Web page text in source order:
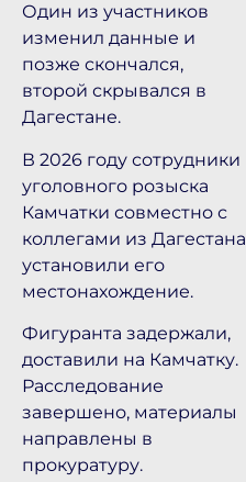
Один из участников
изменил данные и
позже скончался,
второй скрывался в
Дагестане.
В 2026 году сотрудники
уголовного розыска
Камчатки совместно с
коллегами из Дагестана
установили его
местонахождение.
Фигуранта задержали,
доставили на Камчатку.
Расследование
завершено, материалы
направлены в
прокуратуру.